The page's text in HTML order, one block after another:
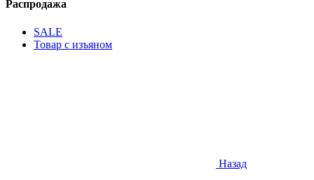
Распродажа
SALE
Товар с изъяном
Назад